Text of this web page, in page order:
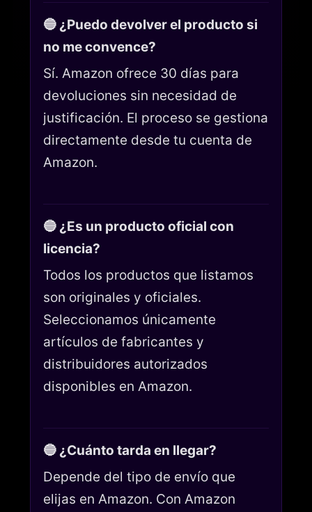
🔵 ¿Puedo devolver el producto si
no me convence?
Sí. Amazon ofrece 30 días para
devoluciones sin necesidad de
justificación. El proceso se gestiona
directamente desde tu cuenta de
Amazon.
🔵 ¿Es un producto oficial con
licencia?
Todos los productos que listamos
son originales y oficiales.
Seleccionamos únicamente
artículos de fabricantes y
distribuidores autorizados
disponibles en Amazon.
🔵 ¿Cuánto tarda en llegar?
Depende del tipo de envío que
elijas en Amazon. Con Amazon